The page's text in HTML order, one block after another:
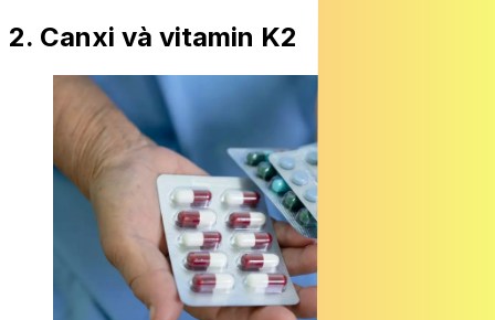
2. Canxi và vitamin K2